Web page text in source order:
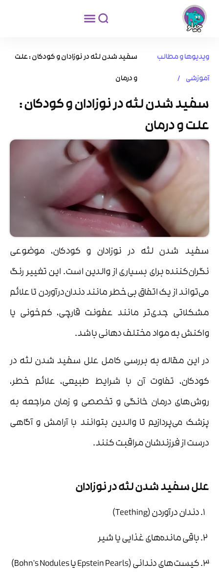
ویدیوها و مطالب
آموزشی /
سفید شدن لثه در نوزادان و کودکان : علت
و درمان
سفید شدن لثه در نوزادان و کودکان :
علت و درمان
سفید شدن لثه در نوزادان و کودکان، موضوعی
نگران‌کننده برای بسیاری از والدین است. این تغییر رنگ
می‌تواند از یک اتفاق بی‌خطر مانند دندان‌درآوردن تا علائم
مشکلاتی جدی‌تر مانند عفونت قارچی، کم‌خونی یا
واکنش به مواد مختلف دهانی باشد.
در این مقاله به بررسی کامل علل سفید شدن لثه در
کودکان، تفاوت آن با شرایط طبیعی، علائم خطر،
روش‌های درمان خانگی و تخصصی و زمان مراجعه به
پزشک می‌پردازیم تا والدین بتوانند با آرامش و آگاهی
درست از فرزندشان مراقبت کنند.
علل سفید شدن لثه در نوزادان
دندان درآوردن (Teething)
باقی مانده‌های غذایی یا شیر
کیست‌های دندانی (Epstein Pearls یا Bohn’s Nodules)